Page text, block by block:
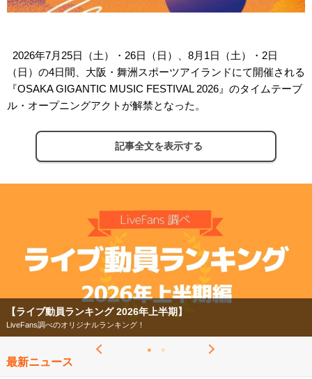
2026年7月25日（土）・26日（日）、8月1日（土）・2日
（日）の4日間、大阪・舞洲スポーツアイランドにて開催される
『OSAKA GIGANTIC MUSIC FESTIVAL 2026』のタイムテーブ
ル・オープニングアクトが解禁となった。
記事全文を表示する
【ライブ動員ランキング 2026年上半期】
LiveFans調べのオリジナルランキング！
最新ニュース